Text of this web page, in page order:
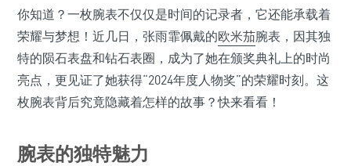
你知道？一枚腕表不仅仅是时间的记录者，它还能承载着
荣耀与梦想！近几日，张雨霏佩戴的欧米茄腕表，因其独
特的陨石表盘和钻石表圈，成为了她在颁奖典礼上的时尚
亮点，更见证了她获得“2024年度人物奖”的荣耀时刻。这
枚腕表背后究竟隐藏着怎样的故事？快来看看！
腕表的独特魅力